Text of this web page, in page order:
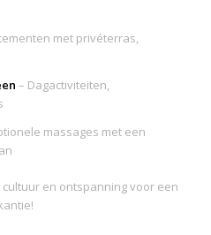
met privéterras,
– Dagactiviteiten,
massages met een
en ontspanning voor een